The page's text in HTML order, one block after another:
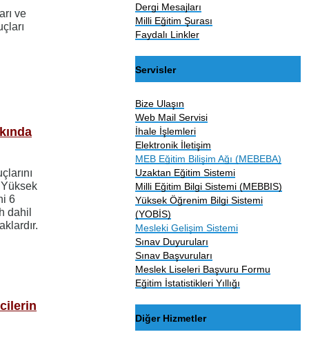
ve
Yüksek
6
dahil
Dergi Mesajları
Milli Eğitim Şurası
Faydalı Linkler
Servisler
Bize Ulaşın
Web Mail Servisi
İhale İşlemleri
Elektronik İletişim
MEB Eğitim Bilişim Ağı (MEBEBA)
Uzaktan Eğitim Sistemi
Milli Eğitim Bilgi Sistemi (MEBBIS)
Yüksek Öğrenim Bilgi Sistemi
(YOBİS)
Mesleki Gelişim Sistemi
Sınav Duyuruları
Sınav Başvuruları
Meslek Liseleri Başvuru Formu
Eğitim İstatistikleri Yıllığı
Diğer Hizmetler